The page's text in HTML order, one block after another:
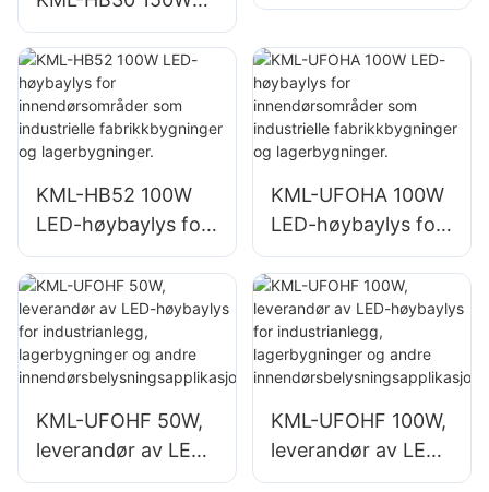
LED industri- og
gruvebelysning for
innendørsområder
som
treningsstudioer og
innendørsområder
reparasjonsverkste
der og
lagerbygninger.
KML-HB52 100W
LED-høybaylys for
innendørsområder
som industrielle
fabrikkbygninger
og lagerbygninger.
KML-UFOHA 100W
LED-høybaylys for
innendørsområder
som industrielle
fabrikkbygninger
og lagerbygninger.
KML-UFOHF 50W,
leverandør av LED-
høybaylys for
KML-UFOHF 100W,
leverandør av LED-
høybaylys for